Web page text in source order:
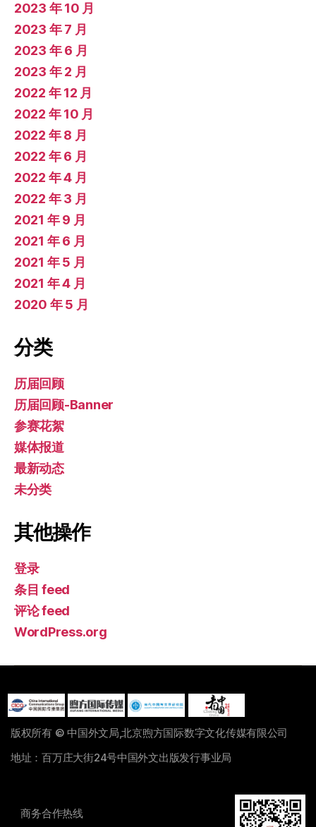
2023 年 10 月
2023 年 7 月
2023 年 6 月
2023 年 2 月
2022 年 12 月
2022 年 10 月
2022 年 8 月
2022 年 6 月
2022 年 4 月
2022 年 3 月
2021 年 9 月
2021 年 6 月
2021 年 5 月
2021 年 4 月
2020 年 5 月
分类
历届回顾
历届回顾-Banner
参赛花絮
媒体报道
最新动态
未分类
其他操作
登录
条目 feed
评论 feed
WordPress.org
版权所有 © 中国外文局,北京煦方国际数字文化传媒有限公司
地址：百万庄大街24号中国外文出版发行事业局
商务合作热线